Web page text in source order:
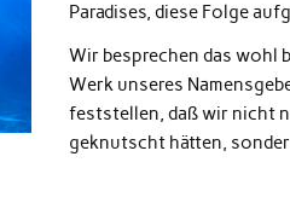
Paradises, diese Folge
Wir besprechen das wohl
Werk unseres
feststellen, daß wir nicht
geknutscht hätten,